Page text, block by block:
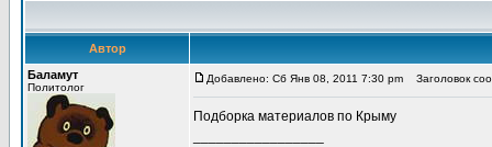
Автор
Баламут
Политолог
Добавлено: Сб Янв 08, 2011 7:30 pm Заголовок
Подборка материалов по Крыму